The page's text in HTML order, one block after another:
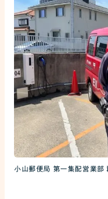
小山郵便局 第一集配営業部